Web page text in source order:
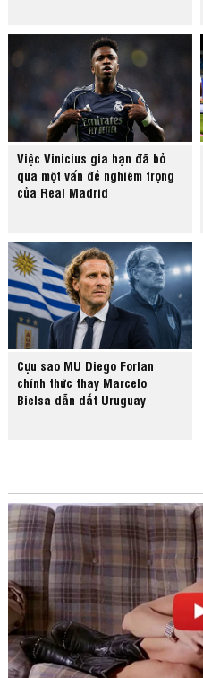
Việc Vinicius gia hạn đã bỏ
qua một vấn đề nghiêm trọng
của Real Madrid
Cựu sao MU Diego Forlan
chính thức thay Marcelo
Bielsa dẫn dắt Uruguay